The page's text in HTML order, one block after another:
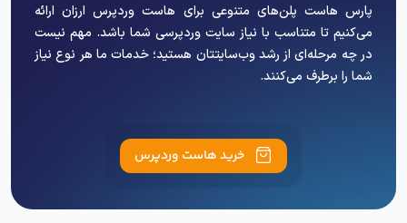
پارس هاست پلن‌های متنوعی برای هاست وردپرس ارزان ارائه
می‌کنیم تا متناسب با نیاز سایت وردپرسی شما باشد. مهم نیست
در چه مرحله‌ای از رشد وب‌سایتتان هستید؛ خدمات ما هر نوع نیاز
شما را برطرف می‌کنند.
خرید هاست وردپرس